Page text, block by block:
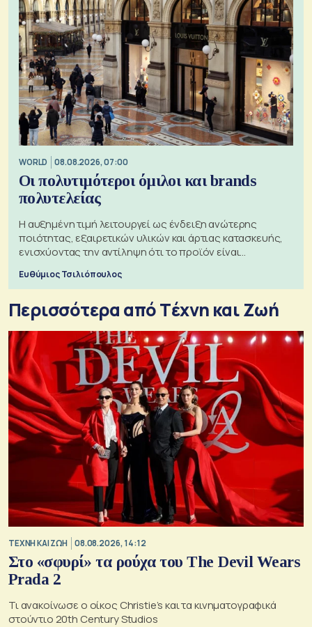
WORLD 08.08.2026, 07:00
Οι πολυτιμότεροι όμιλοι και brands
πολυτελείας
Η αυξημένη τιμή λειτουργεί ως ένδειξη ανώτερης
ποιότητας, εξαιρετικών υλικών και άρτιας κατασκευής,
ενισχύοντας την αντίληψη ότι το προϊόν είναι
Ευθύμιος Τσιλιόπουλος
Περισσότερα από Tέχνη και Ζωή
TΕΧΝΗ ΚΑΙ ΖΩΗ 08.08.2026, 14:12
Στο «σφυρί» τα ρούχα του The Devil Wears
Prada 2
Τι ανακοίνωσε ο οίκος Christie’s και τα κινηματογραφικά
στούντιο 20th Century Studios